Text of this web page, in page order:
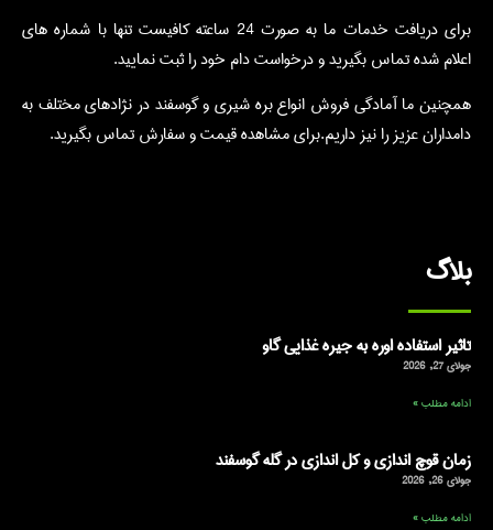
برای دریافت خدمات ما به صورت 24 ساعته کافیست تنها با شماره های
اعلام شده تماس بگیرید و درخواست دام خود را ثبت نمایید.
همچنین ما آمادگی فروش انواع بره شیری و گوسفند در نژادهای مختلف به
دامداران عزیز را نیز داریم.برای مشاهده قیمت و سفارش تماس بگیرید.
بلاگ
تاثیر استفاده اوره به جیره غذایی گاو
جولای 27, 2026
ادامه مطلب »
زمان قوچ اندازی و کل اندازی در گله گوسفند
جولای 26, 2026
ادامه مطلب »